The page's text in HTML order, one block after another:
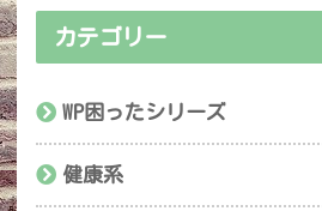
カテゴリー
WP困ったシリーズ
健康系